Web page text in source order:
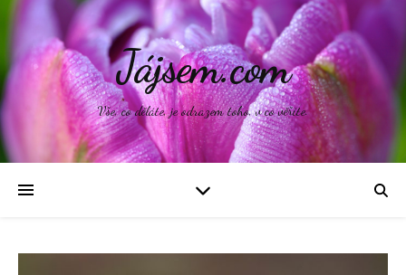
Jájsem.com
Vše, co děláte, je odrazem toho, v co věříte.